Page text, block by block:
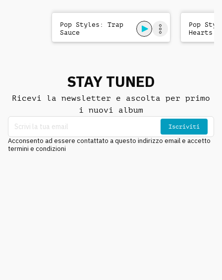
Pop Styles: Trap
Sauce
Pop
Hearts
STAY TUNED
Ricevi la newsletter e ascolta per primo
i nuovi album
Iscriviti
Acconsento ad essere contattato a questo indirizzo email e accetto
termini e condizioni